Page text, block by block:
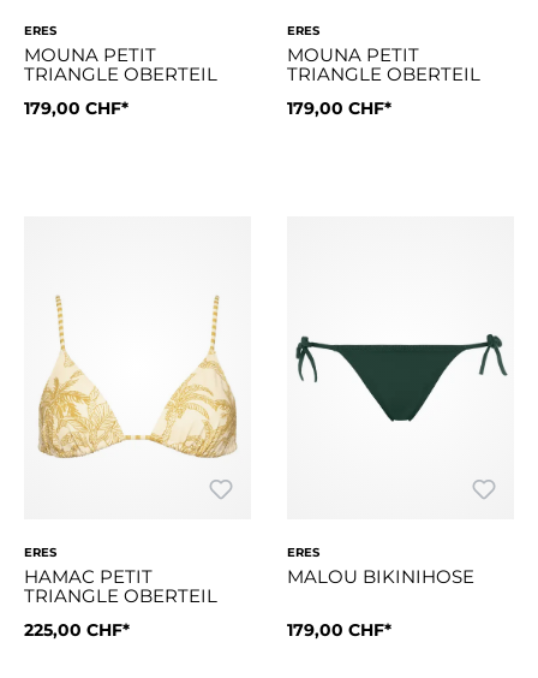
ERES
MOUNA PETIT
TRIANGLE OBERTEIL
Das gleitende Triangel-Oberteil mit schmalen Bändern
179,00 CHF*
ERES
MOUNA PETIT
TRIANGLE OBERTEIL
Das gleitende Triangel-
179,00 CHF*
ERES
HAMAC PETIT
TRIANGLE OBERTEIL
Von Reisen inspirierte Palmenmotive verschönern dieses
225,00 CHF*
ERES
MALOU BIKINIHOSE
Die Passform dieser
179,00 CHF*